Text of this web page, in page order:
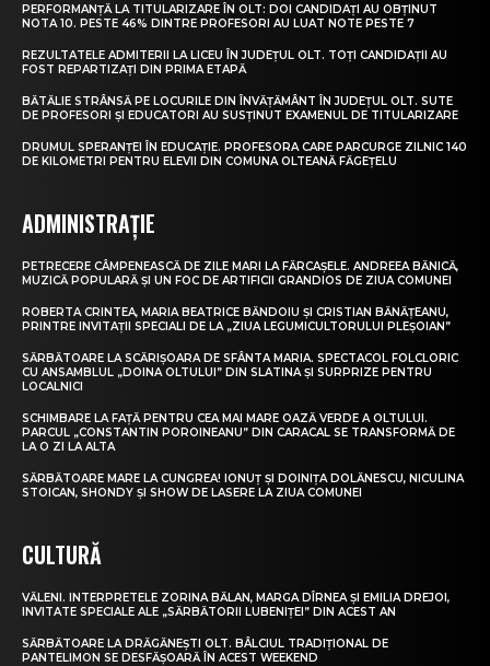
PERFORMANȚĂ LA TITULARIZARE ÎN OLT: DOI CANDIDAȚI AU OBȚINUT
NOTA 10. PESTE 46% DINTRE PROFESORI AU LUAT NOTE PESTE 7
REZULTATELE ADMITERII LA LICEU ÎN JUDEȚUL OLT. TOȚI CANDIDAȚII AU
FOST REPARTIZAȚI DIN PRIMA ETAPĂ
BĂTĂLIE STRÂNSĂ PE LOCURILE DIN ÎNVĂȚĂMÂNT ÎN JUDEȚUL OLT. SUTE
DE PROFESORI ȘI EDUCATORI AU SUSȚINUT EXAMENUL DE TITULARIZARE
DRUMUL SPERANȚEI ÎN EDUCAȚIE. PROFESORA CARE PARCURGE ZILNIC 140
DE KILOMETRI PENTRU ELEVII DIN COMUNA OLTEANĂ FĂGEȚELU
ADMINISTRAȚIE
PETRECERE CÂMPENEASCĂ DE ZILE MARI LA FĂRCAȘELE. ANDREEA BĂNICĂ,
MUZICĂ POPULARĂ ȘI UN FOC DE ARTIFICII GRANDIOS DE ZIUA COMUNEI
ROBERTA CRINTEA, MARIA BEATRICE BĂNDOIU ȘI CRISTIAN BĂNĂȚEANU,
PRINTRE INVITAȚII SPECIALI DE LA „ZIUA LEGUMICULTORULUI PLEȘOIAN”
SĂRBĂTOARE LA SCĂRIȘOARA DE SFÂNTA MARIA. SPECTACOL FOLCLORIC
CU ANSAMBLUL „DOINA OLTULUI” DIN SLATINA ȘI SURPRIZE PENTRU
LOCALNICI
SCHIMBARE LA FAȚĂ PENTRU CEA MAI MARE OAZĂ VERDE A OLTULUI.
PARCUL „CONSTANTIN POROINEANU” DIN CARACAL SE TRANSFORMĂ DE
LA O ZI LA ALTA
SĂRBĂTOARE MARE LA CUNGREA! IONUȚ ȘI DOINIȚA DOLĂNESCU, NICULINA
STOICAN, SHONDY ȘI SHOW DE LASERE LA ZIUA COMUNEI
CULTURĂ
VĂLENI. INTERPRETELE ZORINA BĂLAN, MARGA DÎRNEA ȘI EMILIA DREJOI,
INVITATE SPECIALE ALE „SĂRBĂTORII LUBENIȚEI” DIN ACEST AN
SĂRBĂTOARE LA DRĂGĂNEȘTI OLT. BÂLCIUL TRADIȚIONAL DE
PANTELIMON SE DESFĂȘOARĂ ÎN ACEST WEEKEND